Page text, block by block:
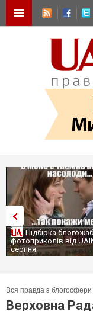
Підбірка
фотоприколів від
серпня
Вся правда з блогосфери
Верховна